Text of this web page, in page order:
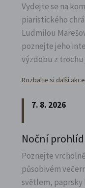
Vydejte se na
piaristického
Ludmilou
poznejte jeho
výzdobu z
Rozbalte si další akce
7. 8. 2026
Noční
Poznejte
působivém
světlem,